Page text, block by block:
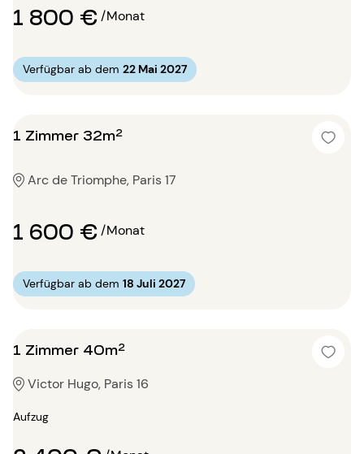
1 800 €/Monat
Verfügbar ab dem 22 Mai 2027
1 Zimmer 32m²
Arc de Triomphe, Paris 17
1 600 €/Monat
Verfügbar ab dem 18 Juli 2027
1 Zimmer 40m²
Victor Hugo, Paris 16
Aufzug